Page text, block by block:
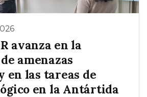
avanza en la
amenazas
en las tareas de
en la Antártida